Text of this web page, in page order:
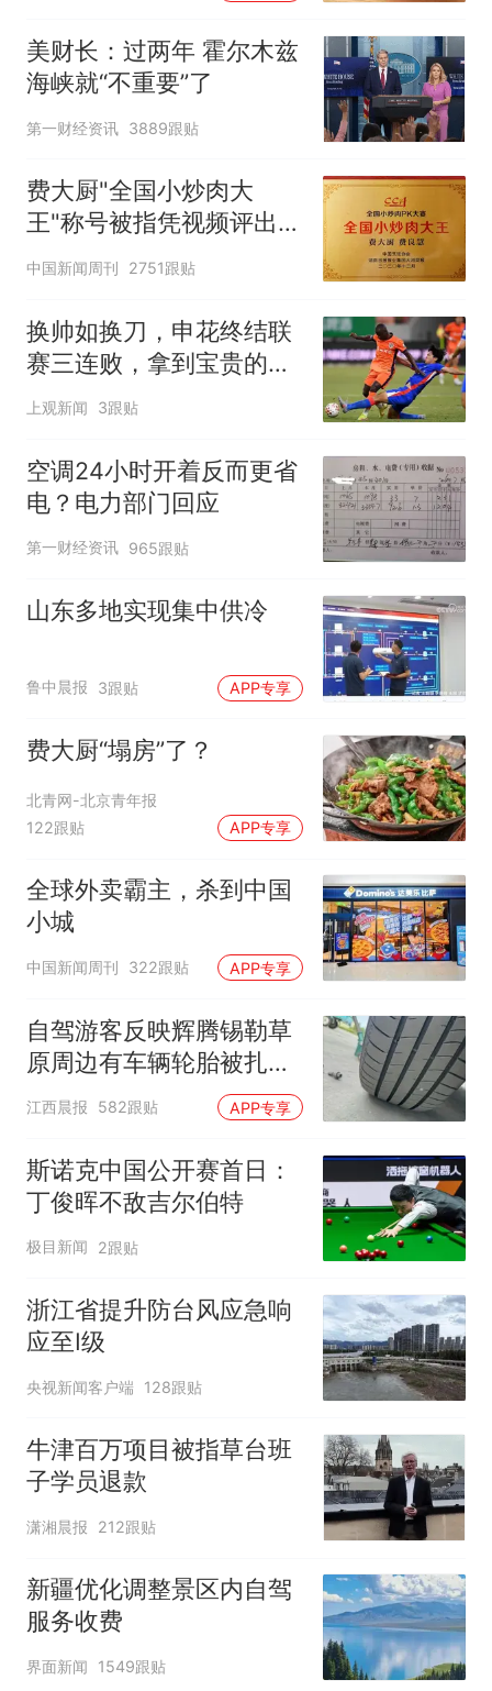
美财长：过两年 霍尔木兹
海峡就“不重要”了
第一财经资讯 3889跟贴
费大厨"全国小炒肉大
王"称号被指凭视频评出
官方回应
中国新闻周刊 2751跟贴
换帅如换刀，申花终结联
赛三连败，拿到宝贵的续
命3分
上观新闻 3跟贴
空调24小时开着反而更省
电？电力部门回应
第一财经资讯 965跟贴
山东多地实现集中供冷
鲁中晨报 3跟贴 APP专享
费大厨“塌房”了？
北青网-北京青年报
122跟贴
APP专享
全球外卖霸主，杀到中国
小城
中国新闻周刊 322跟贴 APP专享
自驾游客反映辉腾锡勒草
原周边有车辆轮胎被扎，
修理店铺换胎价格高达千
元，官方发布情况通报
江西晨报 582跟贴 APP专享
斯诺克中国公开赛首日：
丁俊晖不敌吉尔伯特
极目新闻 2跟贴
浙江省提升防台风应急响
应至Ⅰ级
央视新闻客户端 128跟贴
牛津百万项目被指草台班
子学员退款
潇湘晨报 212跟贴
新疆优化调整景区内自驾
服务收费
界面新闻 1549跟贴